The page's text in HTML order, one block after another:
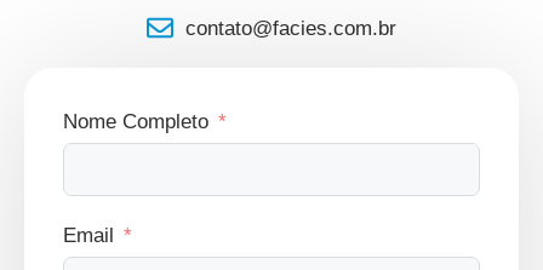
contato@facies.com.br
Nome Completo
Email